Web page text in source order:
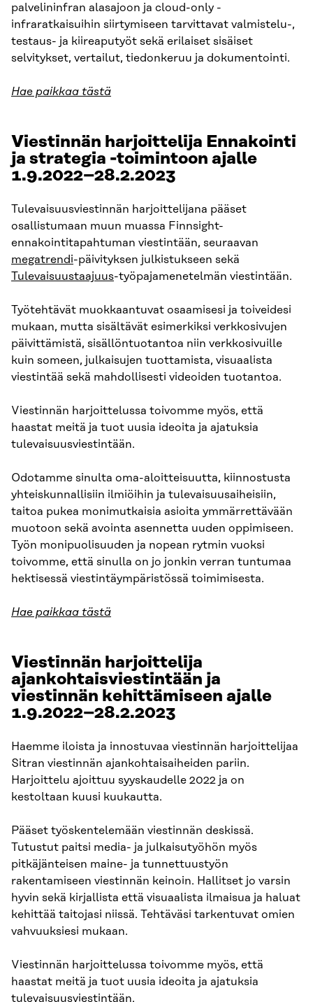
palvelininfran alasajoon ja cloud-only -
infraratkaisuihin siirtymiseen tarvittavat valmistelu-,
testaus- ja kiireaputyöt sekä erilaiset sisäiset
selvitykset, vertailut, tiedonkeruu ja dokumentointi.
Hae paikkaa tästä
Viestinnän harjoittelija Ennakointi
ja strategia -toimintoon ajalle
1.9.2022–28.2.2023
Tulevaisuusviestinnän harjoittelijana pääset
osallistumaan muun muassa Finnsight-
ennakointitapahtuman viestintään, seuraavan
megatrendi-päivityksen julkistukseen sekä
Tulevaisuustaajuus-työpajamenetelmän viestintään.
Työtehtävät muokkaantuvat osaamisesi ja toiveidesi
mukaan, mutta sisältävät esimerkiksi verkkosivujen
päivittämistä, sisällöntuotantoa niin verkkosivuille
kuin someen, julkaisujen tuottamista, visuaalista
viestintää sekä mahdollisesti videoiden tuotantoa.
Viestinnän harjoittelussa toivomme myös, että
haastat meitä ja tuot uusia ideoita ja ajatuksia
tulevaisuusviestintään.
Odotamme sinulta oma-aloitteisuutta, kiinnostusta
yhteiskunnallisiin ilmiöihin ja tulevaisuusaiheisiin,
taitoa pukea monimutkaisia asioita ymmärrettävään
muotoon sekä avointa asennetta uuden oppimiseen.
Työn monipuolisuuden ja nopean rytmin vuoksi
toivomme, että sinulla on jo jonkin verran tuntumaa
hektisessä viestintäympäristössä toimimisesta.
Hae paikkaa tästä
Viestinnän harjoittelija
ajankohtaisviestintään ja
viestinnän kehittämiseen ajalle
1.9.2022–28.2.2023
Haemme iloista ja innostuvaa viestinnän harjoittelijaa
Sitran viestinnän ajankohtaisaiheiden pariin.
Harjoittelu ajoittuu syyskaudelle 2022 ja on
kestoltaan kuusi kuukautta.
Pääset työskentelemään viestinnän deskissä.
Tutustut paitsi media- ja julkaisutyöhön myös
pitkäjänteisen maine- ja tunnettuustyön
rakentamiseen viestinnän keinoin. Hallitset jo varsin
hyvin sekä kirjallista että visuaalista ilmaisua ja haluat
kehittää taitojasi niissä. Tehtäväsi tarkentuvat omien
vahvuuksiesi mukaan.
Viestinnän harjoittelussa toivomme myös, että
haastat meitä ja tuot uusia ideoita ja ajatuksia
tulevaisuusviestintään.